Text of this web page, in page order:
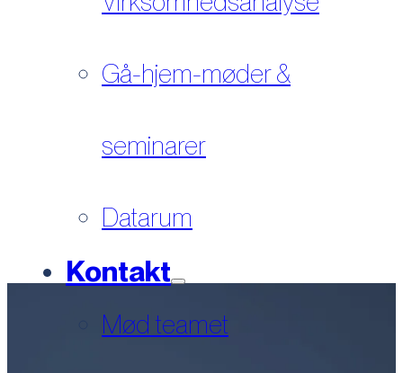
Gå-hjem-møder &
seminarer
Datarum
Kontakt
Mød teamet